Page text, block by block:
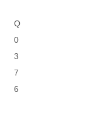
Q
0
3
7
6